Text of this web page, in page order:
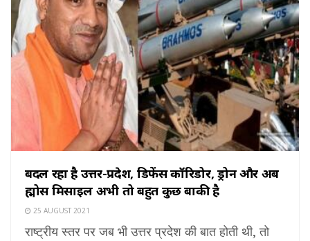
बदल रहा है उत्तर-प्रदेश, डिफेंस कॉरिडोर, ड्रोन और अब
ब्रह्मोस मिसाइल अभी तो बहुत कुछ बाकी है
25 AUGUST 2021
राष्ट्रीय स्तर पर जब भी उत्तर प्रदेश की बात होती थी, तो